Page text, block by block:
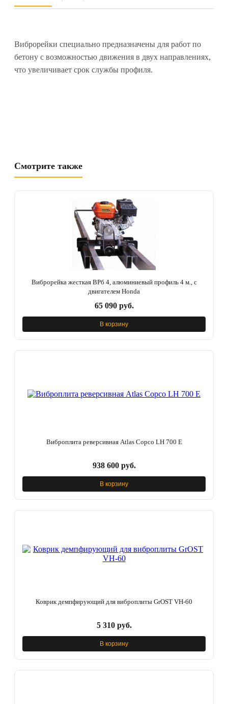
Виброрейки специально предназначены для работ по
бетону с возможностью движения в двух направлениях,
что увеличивает срок службы профиля.
Смотрите также
Виброрейка жесткая ВРб 4, алюминиевый профиль 4 м., с
двигателем Honda
65 090 руб.
В корзину
Виброплита реверсивная Atlas Copco LH 700 E
938 600 руб.
В корзину
Коврик демпфирующий для виброплиты GrOST VH-60
5 310 руб.
В корзину